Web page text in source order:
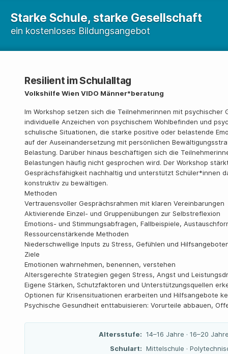
Starke Schule, starke Gesellschaft
ein kostenloses Bildungsangebot
Resilient im Schulalltag
Volkshilfe Wien VIDO Männer*beratung
Im Workshop setzen sich die Teilnehmerinnen mit psychischer
individuelle Anzeichen von psychischem Wohlbefinden und
schulische Situationen, die starke positive oder belastende
auf der Auseinandersetzung mit persönlichen
Belastung. Darüber hinaus beschäftigen sich die
Belastungen häufig nicht gesprochen wird. Der Workshop
Gesprächsfähigkeit nachhaltig und unterstützt Schüler*innen
konstruktiv zu bewältigen.
Methoden
Vertrauensvoller Gesprächsrahmen mit klaren Vereinbarungen
Aktivierende Einzel- und Gruppenübungen zur Selbstreflexion
Emotions- und Stimmungsabfragen, Fallbeispiele,
Ressourcenstärkende Methoden
Niederschwellige Inputs zu Stress, Gefühlen und
Ziele
Emotionen wahrnehmen, benennen, verstehen
Altersgerechte Strategien gegen Stress, Angst und
Eigene Stärken, Schutzfaktoren und Unterstützungsquellen
Optionen für Krisensituationen erarbeiten und Hilfsangebote
Psychische Gesundheit enttabuisieren: Vorurteile abbauen,
Altersstufe: 14–16 Jahre · 16–20
Schulart: Mittelschule ·